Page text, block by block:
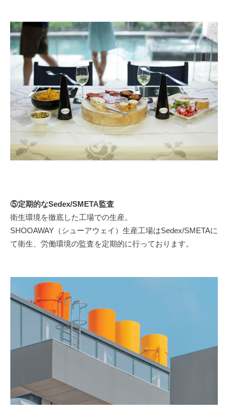
⑤定期的なSedex/SMETA監査
衛生環境を徹底した工場での生産。
SHOOAWAY（シューアウェイ）生産工場はSedex/SMETAに
て衛生、労働環境の監査を定期的に行っております。